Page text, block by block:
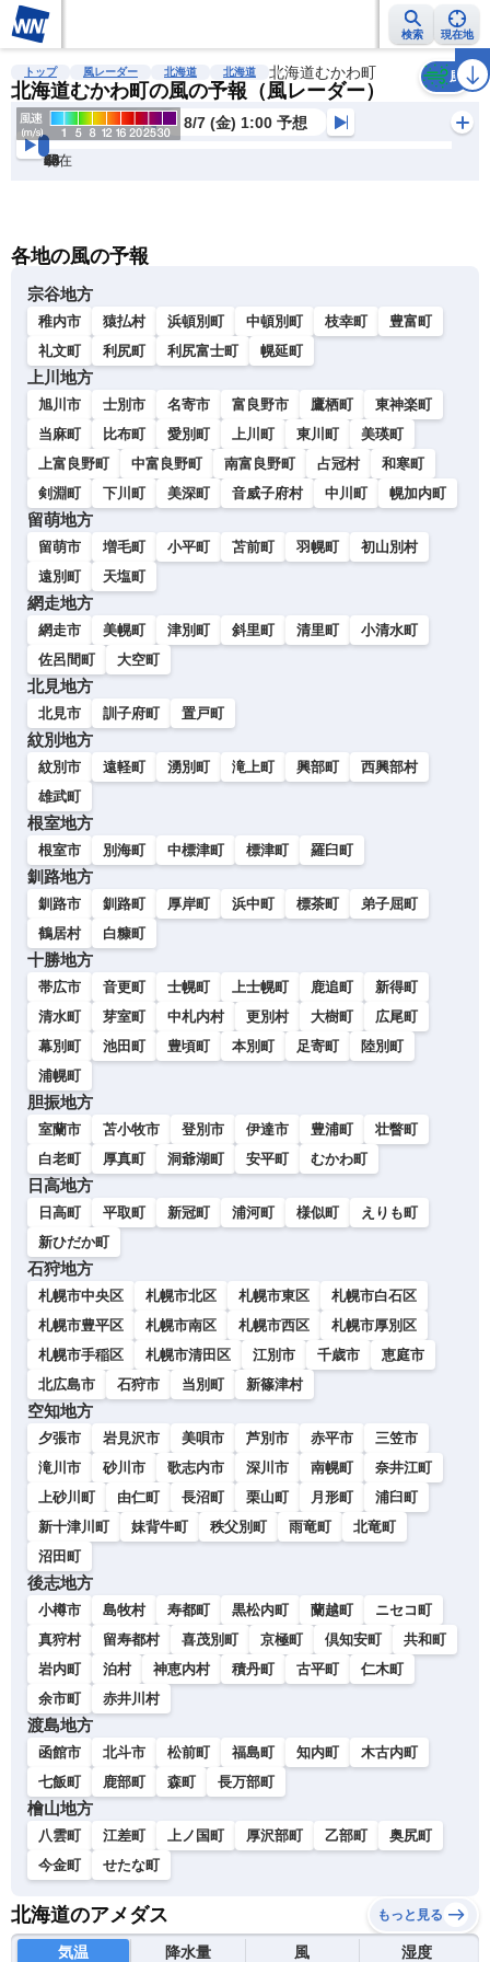
検索 現在地
雨雲レーダー 台風情報 地震情報 警報・注意報 2週間天気 ラ
トップ 風レーダー 北海道 北海道 北海道むかわ町
北海道むかわ町の風の予報（風レーダー）
風
8/7 (金) 1:00 予想
現在
6h
12
24
36
48
60
72
各地の風の予報
宗谷地方
稚内市 猿払村 浜頓別町 中頓別町 枝幸町
豊富町
礼文町
利尻町 利尻富士町 幌延町
上川地方
旭川市 士別市 名寄市 富良野市 鷹栖町
東神楽町
当麻町
比布町 愛別町 上川町 東川町
美瑛町
上富良野町
中富良野町 南富良野町 占冠村
和寒町
剣淵町
下川町 美深町 音威子府村 中川町 幌加内町
留萌地方
留萌市 増毛町 小平町 苫前町 羽幌町
初山別村
遠別町
天塩町
網走地方
網走市 美幌町 津別町 斜里町 清里町
小清水町
佐呂間町
大空町
北見地方
北見市 訓子府町 置戸町
紋別地方
紋別市 遠軽町 湧別町 滝上町 興部町
西興部村
雄武町
根室地方
根室市 別海町 中標津町 標津町 羅臼町
釧路地方
釧路市 釧路町 厚岸町 浜中町 標茶町
弟子屈町
鶴居村
白糠町
十勝地方
帯広市 音更町 士幌町 上士幌町 鹿追町
新得町
清水町
芽室町 中札内村 更別村 大樹町
広尾町
幕別町
池田町 豊頃町 本別町 足寄町
陸別町
浦幌町
胆振地方
室蘭市 苫小牧市 登別市 伊達市 豊浦町
壮瞥町
白老町
厚真町 洞爺湖町 安平町 むかわ町
日高地方
日高町 平取町 新冠町 浦河町 様似町
えりも町
新ひだか町
石狩地方
札幌市中央区 札幌市北区 札幌市東区
札幌市白石区
札幌市豊平区
札幌市南区 札幌市西区
札幌市厚別区
札幌市手稲区
札幌市清田区 江別市 千歳市
恵庭市
北広島市
石狩市 当別町 新篠津村
空知地方
夕張市 岩見沢市 美唄市 芦別市 赤平市
三笠市
滝川市
砂川市 歌志内市 深川市 南幌町
奈井江町
上砂川町
由仁町 長沼町 栗山町 月形町
浦臼町
新十津川町
妹背牛町 秩父別町 雨竜町
北竜町
沼田町
後志地方
小樽市 島牧村 寿都町 黒松内町 蘭越町
ニセコ町
真狩村
留寿都村 喜茂別町 京極町 倶知安町
共和町
岩内町
泊村 神恵内村 積丹町 古平町
仁木町
余市町
赤井川村
渡島地方
函館市 北斗市 松前町 福島町 知内町
木古内町
七飯町
鹿部町 森町 長万部町
檜山地方
八雲町 江差町 上ノ国町 厚沢部町 乙部町
奥尻町
今金町
せたな町
北海道のアメダス もっと見る
気温 降水量 風 湿度